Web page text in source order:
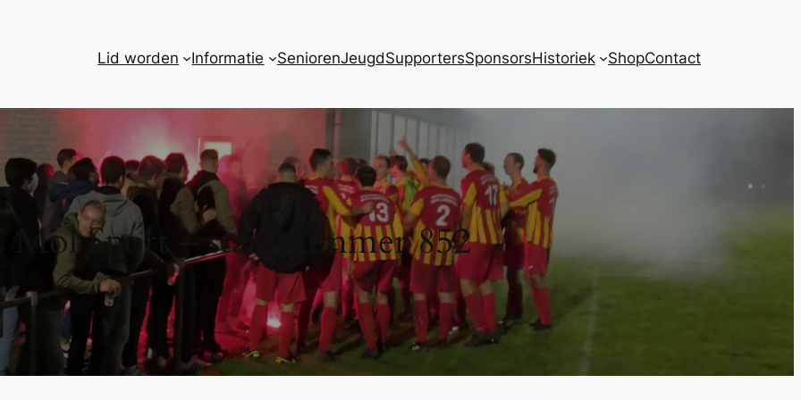
Lid worden Informatie SeniorenJeugdSupportersSponsorsHistoriek ShopContact
Sport – stamnummer 852